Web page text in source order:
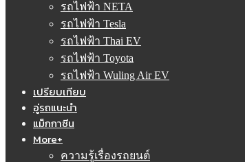
รถไฟฟ้า NETA
รถไฟฟ้า Tesla
รถไฟฟ้า Thai EV
รถไฟฟ้า Toyota
รถไฟฟ้า Wuling Air EV
เปรียบเทียบ
อู่รถแนะนำ
แม็กกาซีน
More+
ความรู้เรื่องรถยนต์